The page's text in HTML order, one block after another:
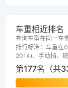
车重相近排名
查询车型在同一车
排行标准：车重在
2014)、手动挡、
第177名（共